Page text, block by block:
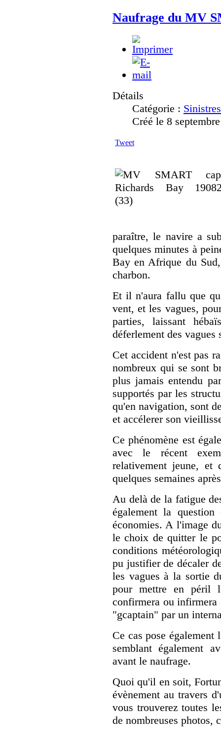
Naufrage du MV
Détails
Catégorie :
Créé le 8
Tweet
paraître, le navire a
quelques minutes à
Bay en Afrique du
charbon.
Et il n'aura fallu que
vent, et les vagues,
parties, laissant
déferlement des vagues
Cet accident n'est pas
nombreux qui se sont
plus jamais entendu
supportés par les
qu'en navigation, sont
et accélerer son
Ce phénomène est
avec le récent
relativement jeune,
quelques semaines
Au delà de la fatigue
également la
économies. A l'image
le choix de quitter le
conditions
pu justifier de décaler
les vagues à la sortie
pour mettre en péril
confirmera ou infirmera
"gcaptain" par un
Ce cas pose
semblant également
avant le naufrage.
Quoi qu'il en soit,
évènement au travers
vous trouverez toutes
de nombreuses photos,